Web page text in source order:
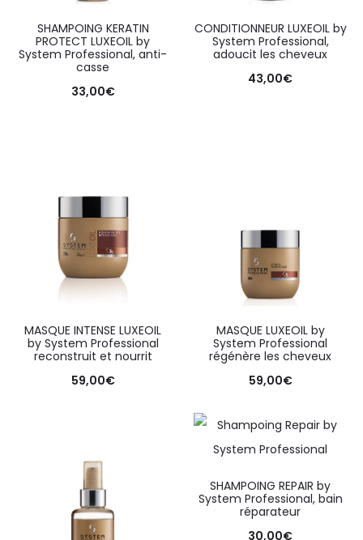
SHAMPOING KERATIN
PROTECT LUXEOIL by
System Professional, anti-
casse
33,00€
CONDITIONNEUR LUXEOIL by
System Professional,
adoucit les cheveux
43,00€
MASQUE INTENSE LUXEOIL
by System Professional
reconstruit et nourrit
59,00€
MASQUE LUXEOIL by
System Professional
régénère les cheveux
59,00€
SHAMPOING REPAIR by
System Professional, bain
réparateur
30,00€